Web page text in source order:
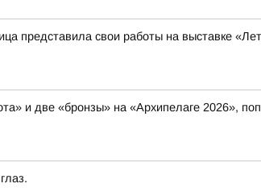
представила свои работы на выставке
и две «бронзы» на «Архипелаге 2026»,